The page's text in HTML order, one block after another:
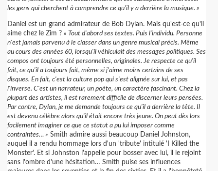
les gens qui cherchent à comprendre ce qu'il y a derrière la musique. »
Daniel est un grand admirateur de Bob Dylan. Mais qu'est-ce qu'il
aime chez le Zim ? « Tout d'abord ses textes. Puis l'individu. Personne
n'est jamais parvenu à le classer dans un genre musical précis. Même
au cours des années 60, lorsqu'il véhiculait des messages politiques. Ses
compos ont toujours été personnelles, originales. Je respecte ce qu'il
fait, ce qu'il a toujours fait, même si j'aime moins certains de ses
disques. En fait, c'est la culture pop qui s'est alignée sur lui, et pas
l'inverse. C'est un narrateur, un poète, un caractère fascinant. Chez la
plupart des artistes, il est rarement difficile de discerner leurs pensées.
Par contre, Dylan, je me demande toujours ce qu'il a derrière la tête. Il
est devenu célèbre alors qu'il était encore très jeune. On peut dès lors
facilement imaginer ce que ce statut a pu lui imposer comme
contraintes… » Smith admire aussi beaucoup Daniel Johnston,
auquel il a rendu hommage lors d'un 'tribute' intitulé 'I Killed the
Monster'. Et si Johnston l'appelle pour bosser avec lui, il le rejoint
sans l'ombre d'une hésitation… Smith puise ses influences